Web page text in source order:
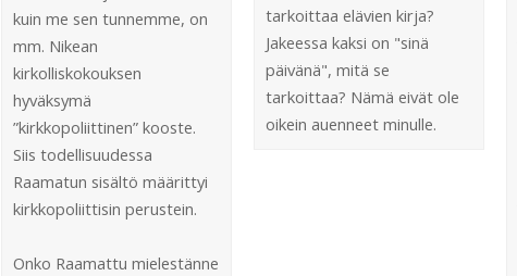
kuin me sen tunnemme, on
mm. Nikean
kirkolliskokouksen
hyväksymä
”kirkkopoliittinen” kooste.
Siis todellisuudessa
Raamatun sisältö määrittyi
kirkkopoliittisin perustein.
Onko Raamattu mielestänne
tarkoittaa elävien kirja?
Jakeessa kaksi on "sinä
päivänä", mitä se
tarkoittaa? Nämä eivät ole
oikein auenneet minulle.